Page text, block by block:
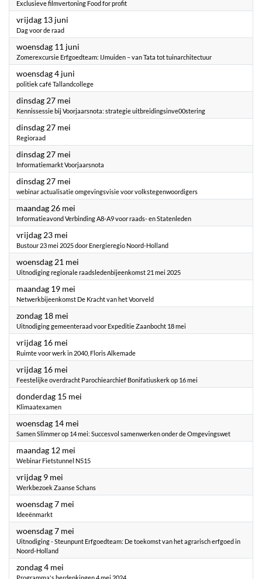
Exclusieve filmvertoning Food for profit
vrijdag 13 juni
Dag voor de raad
woensdag 11 juni
Zomerexcursie Erfgoedteam: IJmuiden – van Tata tot tuinarchitectuur
woensdag 4 juni
politiek café Tallandcollege
dinsdag 27 mei
Kennissessie bij Voorjaarsnota: strategie uitbreidingsinve00stering
dinsdag 27 mei
Regioraad
dinsdag 27 mei
Informatiemarkt Voorjaarsnota
dinsdag 27 mei
webinar actualisatie omgevingsvisie voor volkstegenwoordigers
maandag 26 mei
Informatieavond Verbinding A8-A9 voor raads- en Statenleden
vrijdag 23 mei
Bustour 23 mei 2025 door Energieregio Noord-Holland
woensdag 21 mei
Uitnodiging regionale raadsledenbijeenkomst 21 mei 2025
maandag 19 mei
Netwerkbijeenkomst De Kracht van het Voorveld
zondag 18 mei
Uitnodiging gemeenteraad voor Expeditie Zaanbocht 18 mei
vrijdag 16 mei
Ruimte voor werk in 2040, Floris Alkemade
vrijdag 16 mei
Feestelijke overdracht Parochiearchief Bonifatiuskerk op 16 mei
donderdag 15 mei
Klimaatexamen
woensdag 14 mei
Samen Slimmer op 14 mei: Succesvol samenwerken onder de Omgevingswet
maandag 12 mei
Webinar Fietstunnel N515
vrijdag 9 mei
Werkbezoek Zaanse Schans
woensdag 7 mei
Ideeënmarkt
woensdag 7 mei
Uitnodiging - Steunpunt Erfgoedteam: De toekomst van het agrarisch erfgoed in
Noord-Holland
zondag 4 mei